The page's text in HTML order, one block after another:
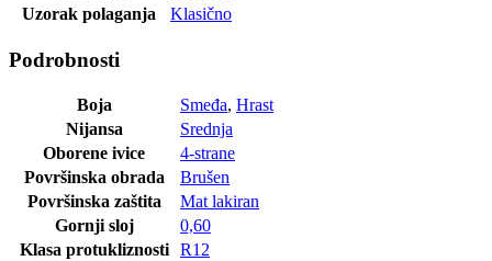
Uzorak polaganja
Klasično
Podrobnosti
Boja Smeđa, Hrast
Nijansa
Srednja
Oborene ivice
4-strane
Površinska obrada
Brušen
Površinska zaštita
Mat lakiran
Gornji sloj
0,60
Klasa protukliznosti
R12